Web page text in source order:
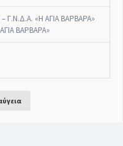
Γ.Ν.Δ.Α. «Η ΑΓΙΑ ΒΑΡΒΑΡΑ»
ΒΑΡΒΑΡΑ»